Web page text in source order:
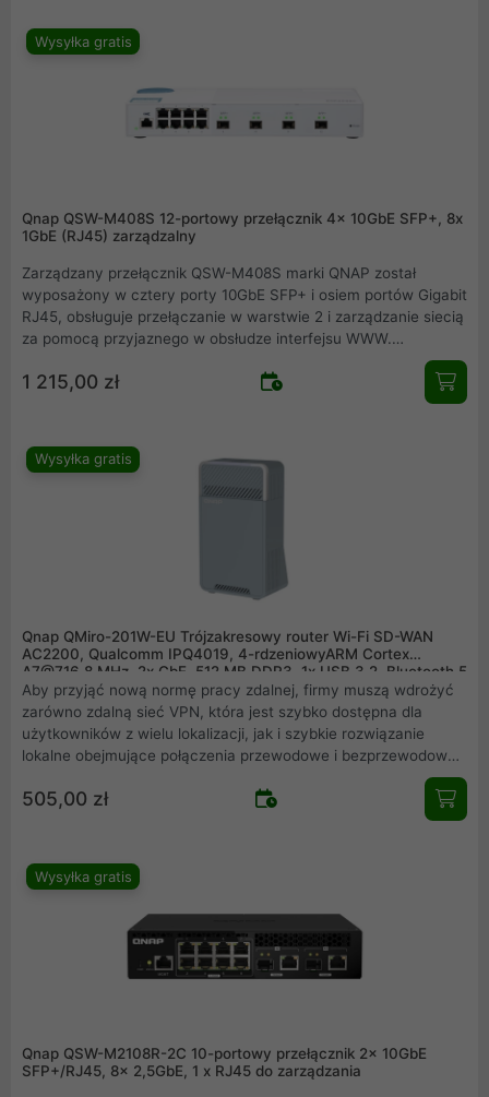
niego komputer, serwer druku czy konsolę. Nie wymaga żadnej
dodatkowej konfiguracji.
Wysyłka gratis
Qnap QSW-M408S 12-portowy przełącznik 4x 10GbE SFP+, 8x
1GbE (RJ45) zarządzalny
Zarządzany przełącznik QSW-M408S marki QNAP został
wyposażony w cztery porty 10GbE SFP+ i osiem portów Gigabit
RJ45, obsługuje przełączanie w warstwie 2 i zarządzanie siecią
za pomocą przyjaznego w obsłudze interfejsu WWW.
środowiskach sieciowych wysokiej szybkości w małych i
nawet przez specjalistów spoza branży IT.
1 215,00 zł
Wysyłka gratis
Qnap QMiro-201W-EU Trójzakresowy router Wi-Fi SD-WAN
AC2200, Qualcomm IPQ4019, 4-rdzeniowyARM Cortex
A7@716,8 MHz, 2x GbE, 512 MB DDR3, 1x USB 3.2, Bluetooth 5
Aby przyjąć nową normę pracy zdalnej, firmy muszą wdrożyć
zarówno zdalną sieć VPN, która jest szybko dostępna dla
użytkowników z wielu lokalizacji, jak i szybkie rozwiązanie
lokalne obejmujące połączenia przewodowe i bezprzewodowe.
rozwiązanie SD-WAN VPN klasy korporacyjnej, aby umożliwić
wdrażanie sieci VPN w wielu lokalizacjach za pośrednictwem
QMiro-201W stanowi solidną podstawę do budowy sieci nowej
generacji.
505,00 zł
Wysyłka gratis
Qnap QSW-M2108R-2C 10-portowy przełącznik 2x 10GbE
SFP+/RJ45, 8x 2,5GbE, 1 x RJ45 do zarządzania